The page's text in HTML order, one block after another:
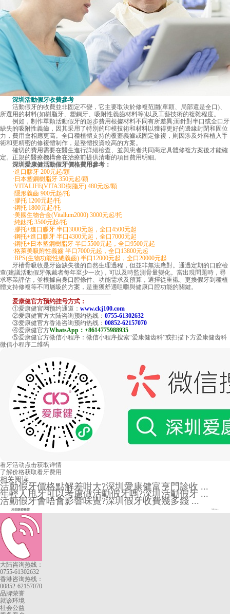
深圳活動假牙收費參考
活動假牙的收費並非固定不變，它主要取決於修複范圍(單顆、局部還是全口)、
所選用的材料(如樹脂牙、塑鋼牙、吸附性義齒材料等)以及工藝技術的複雜程度。
例如，制作單顆活動假牙的起步費用根據材料不同有所差異;而針對半口或全口牙
缺失的吸附性義齒，因其采用了特別的印模技術和材料以獲得更好的邊緣封閉和固位
力，費用會相應更高。全口種植體支持的覆蓋義齒或固定修複，則因涉及外科植入手
術和更精密的修複體制作，是整體投資較高的方案。
確切的費用需要在醫生進行詳細檢查、並與患者共同商定具體修複方案後才能確
定。正規的醫療機構會在治療前提供清晰的項目費用明細。
深圳愛康健活動假牙價格費用參考：
·進口膠牙 200元起/顆
·日本塑鋼樹脂牙 350元起/顆
·VITALIFE(VITA3D樹脂牙) 480元起/顆
·隱形義齒 900元起/托
·膠托 1200元起/托
·鋼托 1800元起/托
·美國生物合金(Vitallum2000) 3000元起/托
·純鈦托 3500元起/托
·膠托+進口膠牙 半口3000元起，全口4500元起
·鋼托+進口膠牙 半口4300元起，全口7000元起
·鋼托+日本塑鋼樹脂牙 半口5500元起，全口9500元起
·格萊美吸附性義齒 半口7000元起，全口13800元起
·BPS(生物功能性總義齒) 半口12000元起，全口20000元起
牙槽骨吸收是牙齒缺失後的自然生理過程，但並非無法應對。通過定期的口腔檢
查(建議活動假牙佩戴者每年至少一次)，可以及時監測骨量變化。當出現問題時，尋
求專業評估，並根據自身口腔條件、功能需求及預算，選擇從重襯、更換假牙到種植
體支持修複等不同層級的方案，是重獲舒適咀嚼與健康口腔功能的關鍵。
————————————————
爱康健官方预约挂号方式：
①爱康健官网预约通道： www.ckj100.com
②爱康健官方大陆咨询预约热线： 0755-61302632
③爱康健官方香港咨询预约热线： 00852-62157070
④爱康健官方WhatsApp：+8614775988935
⑤爱康健官方微信小程序：微信小程序搜索“爱康健齿科”或扫描下方爱康健齿科
微信小程序二维码
看牙活动点击获取详情
了解价格获取看牙费用
相关阅读
活動假牙價格點解差咁大?深圳愛康健富亨門診收 ...
年輕人甩牙可以考慮做活動假牙嗎?深圳活動假牙 ...
活動假牙會唔會影響味覺?深圳假牙收費幾多錢 ...
相关医师推荐 More+
大陆咨询热线：
0755-61302632
香港咨询热线：
00852-62157070
品牌荣誉
就诊环境
社会公益